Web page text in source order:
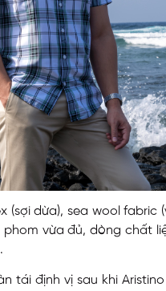
dừa), sea wool fabric
vừa đủ, dòng chất
tái định vị sau khi